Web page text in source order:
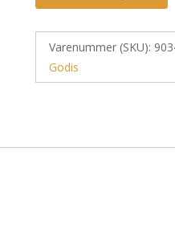
Varenummer (SKU):
Godis